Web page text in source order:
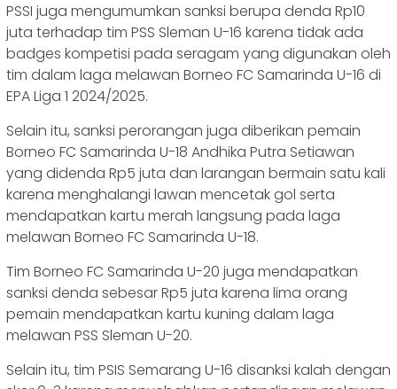
PSSI juga mengumumkan sanksi berupa denda Rp10
juta terhadap tim PSS Sleman U-16 karena tidak ada
badges kompetisi pada seragam yang digunakan oleh
tim dalam laga melawan Borneo FC Samarinda U-16 di
EPA Liga 1 2024/2025.
Selain itu, sanksi perorangan juga diberikan pemain
Borneo FC Samarinda U-18 Andhika Putra Setiawan
yang didenda Rp5 juta dan larangan bermain satu kali
karena menghalangi lawan mencetak gol serta
mendapatkan kartu merah langsung pada laga
melawan Borneo FC Samarinda U-18.
Tim Borneo FC Samarinda U-20 juga mendapatkan
sanksi denda sebesar Rp5 juta karena lima orang
pemain mendapatkan kartu kuning dalam laga
melawan PSS Sleman U-20.
Selain itu, tim PSIS Semarang U-16 disanksi kalah dengan